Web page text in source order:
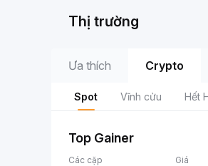
Thị trường
Ưa thích Crypto
Spot Vĩnh cửu Hết
Top Gainer
Các cặp Giá